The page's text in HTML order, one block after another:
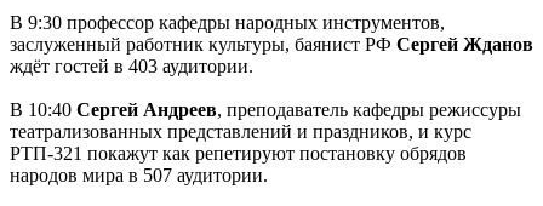
В 9:30 профессор кафедры народных инструментов,
заслуженный работник культуры, баянист РФ Сергей Жданов
ждёт гостей в 403 аудитории.
В 10:40 Сергей Андреев, преподаватель кафедры режиссуры
театрализованных представлений и праздников, и курс
РТП-321 покажут как репетируют постановку обрядов
народов мира в 507 аудитории.